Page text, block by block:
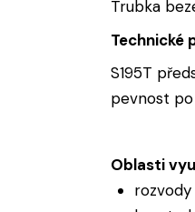
Trubka
Technické
S195T
pevnost
Oblasti